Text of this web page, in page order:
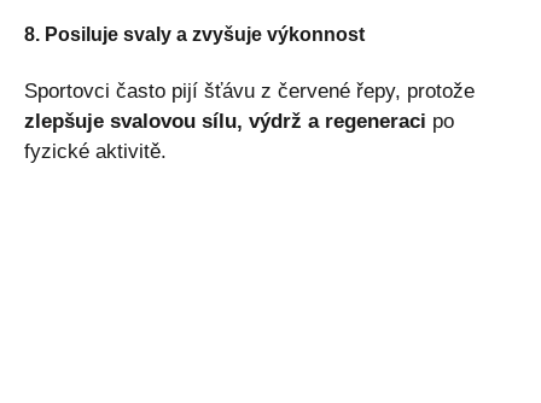
8. Posiluje svaly a zvyšuje výkonnost
Sportovci často pijí šťávu z červené řepy, protože
zlepšuje svalovou sílu, výdrž a regeneraci po
fyzické aktivitě.